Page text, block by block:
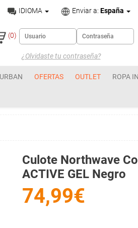
IDIOMA Enviar a: España
(0)
¿Olvidaste tu contraseña?
OFERTAS OUTLET ROPA
Culote Northwave
ACTIVE GEL Negro
74,99€